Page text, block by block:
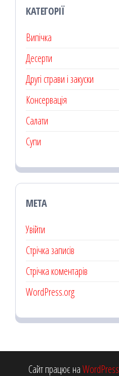
КАТЕГОРІЇ
Випічка
Десерти
Другі страви і закуски
Консервація
Салати
Супи
МЕТА
Увійти
Стрічка записів
Стрічка коментарів
WordPress.org
Сайт працює наWordPress